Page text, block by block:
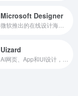
Microsoft Designer
Uizard